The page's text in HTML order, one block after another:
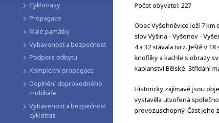
Cyklotrasy
Propagace
Malé památky
Vybavenost a bezpečnost
Podpora odbytu
Komplexní propagace
Doplnění doprovodného
mobiliáře
Vybavenost a bezpečnost
cyklotras
Počet obyvatel: 227
Obec Vyšehněvice leží 7
slov Výšina - Vyšenov -
4 a 32 stávala tvrz. Ještě v
knoflíky a kachle s obrazy
kaplanství Bělské. Střídání
Historicky zajímavé jsou
vystavěla utvořená
provozuschopný. Část jeho